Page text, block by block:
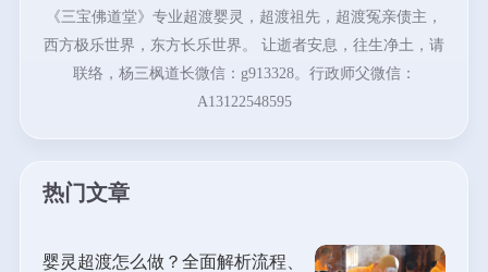
《三宝佛道堂》专业超渡婴灵，超渡祖先，超渡冤亲债主，
西方极乐世界，东方长乐世界。 让逝者安息，往生净土，请
联络，杨三枫道长微信：g913328。行政师父微信：
A13122548595
热门文章
婴灵超渡怎么做？全面解析流程、